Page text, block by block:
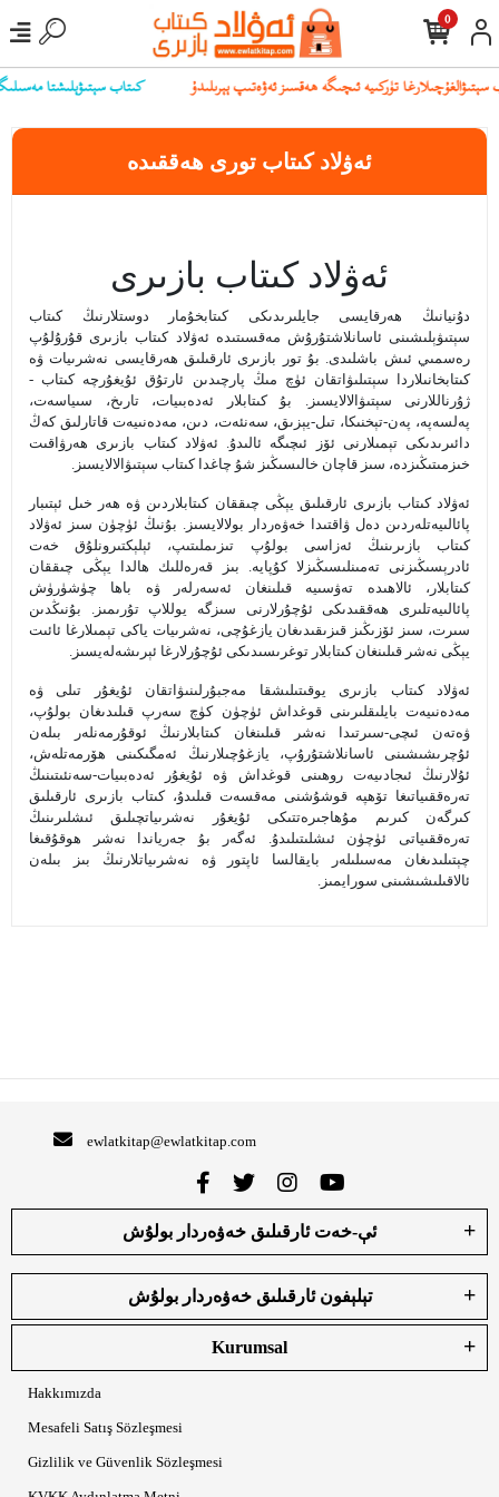
كىتاب سېتىۋېلىشتا
0
ئەۋلاد كىتاب تورى ھەققىدە
ئەۋلاد كىتاب بازىرى
دۇنيانىڭ ھەرقايسى جايلىرىدىكى كىتابخۇمار دوستلارنىڭ كىتاب
سېتىۋېلىشىنى ئاسانلاشتۇرۇش مەقسىتىدە ئەۋلاد كىتاب بازىرى قۇرۇلۇپ
رەسمىي ئىش باشلىدى. بۇ تور بازىرى ئارقىلىق ھەرقايسى نەشرىيات ۋە
كىتابخانىلاردا سېتىلىۋاتقان ئۈچ مىڭ پارچىدىن ئارتۇق ئۇيغۇرچە كىتاب -
ژۇرناللارنى سېتىۋالالايسىز. بۇ كىتابلار ئەدەبىيات، تارىخ، سىياسەت،
پەلسەپە، پەن-تېخنىكا، تىل-يېزىق، سەنئەت، دىن، مەدەنىيەت قاتارلىق كەڭ
دائىرىدىكى تېمىلارنى ئۆز ئىچىگە ئالىدۇ. ئەۋلاد كىتاب بازىرى ھەرۋاقىت
خىزمىتىڭىزدە، سىز قاچان خالىسىڭىز شۇ چاغدا كىتاب سېتىۋالالايسىز.
ئەۋلاد كىتاب بازىرى ئارقىلىق يېڭى چىققان كىتابلاردىن ۋە ھەر خىل ئېتىبار
پائالىيەتلەردىن دەل ۋاقتىدا خەۋەردار بولالايسىز. بۇنىڭ ئۈچۈن سىز ئەۋلاد
كىتاب بازىرىنىڭ ئەزاسى بولۇپ تىزىملىتىپ، ئېلېكتىرونلۇق خەت
ئادرېسىڭىزنى تەمىنلىسىڭىزلا كۇپايە. بىز قەرەللىك ھالدا يېڭى چىققان
كىتابلار، ئالاھىدە تەۋسىيە قىلىنغان ئەسەرلەر ۋە باھا چۈشۈرۈش
پائالىيەتلىرى ھەققىدىكى ئۇچۇرلارنى سىزگە يوللاپ تۇرىمىز. بۇنىڭدىن
سىرت، سىز ئۆزىڭىز قىزىقىدىغان يازغۇچى، نەشرىيات ياكى تېمىلارغا ئائىت
يېڭى نەشر قىلىنغان كىتابلار توغرىسىدىكى ئۇچۇرلارغا ئېرىشەلەيسىز.
ئەۋلاد كىتاب بازىرى يوقىتىلىشقا مەجبۇرلىنىۋاتقان ئۇيغۇر تىلى ۋە
مەدەنىيەت بايلىقلىرىنى قوغداش ئۈچۈن كۈچ سەرپ قىلىدىغان بولۇپ،
ۋەتەن ئىچى-سىرتىدا نەشر قىلىنغان كىتابلارنىڭ ئوقۇرمەنلەر بىلەن
ئۇچرىشىشىنى ئاسانلاشتۇرۇپ، يازغۇچىلارنىڭ ئەمگىكىنى ھۆرمەتلەش،
ئۇلارنىڭ ئىجادىيەت روھىنى قوغداش ۋە ئۇيغۇر ئەدەبىيات-سەنئىتىنىڭ
تەرەققىياتىغا تۆھپە قوشۇشنى مەقسەت قىلىدۇ، كىتاب بازىرى ئارقىلىق
كىرگەن كىرىم مۇھاجىرەتتىكى ئۇيغۇر نەشرىياتچىلىق ئىشلىرىنىڭ
تەرەققىياتى ئۈچۈن ئىشلىتىلىدۇ. ئەگەر بۇ جەرياندا نەشر ھوقۇقىغا
چېتىلىدىغان مەسىلىلەر بايقالسا ئاپتور ۋە نەشرىياتلارنىڭ بىز بىلەن
ئالاقىلىشىشىنى سورايمىز.
ewlatkitap@ewlatkitap.com
ئې-خەت ئارقىلىق خەۋەردار بولۇش
تېلېفون ئارقىلىق خەۋەردار بولۇش
Kurumsal
Hakkımızda
Mesafeli Satış Sözleşmesi
Gizlilik ve Güvenlik Sözleşmesi